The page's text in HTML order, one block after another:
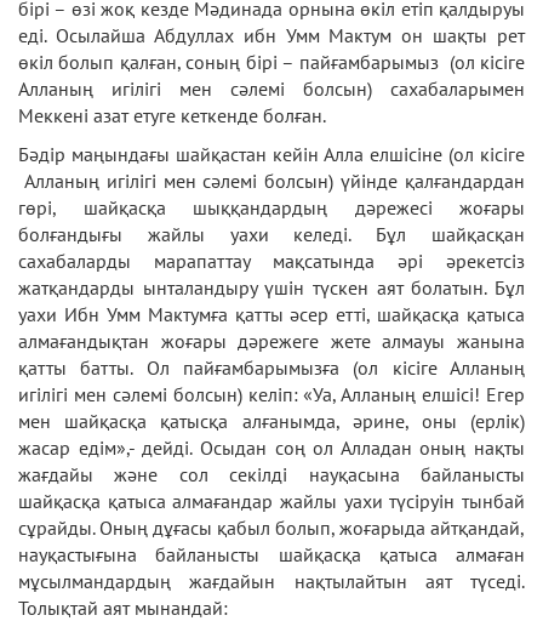
бірі – өзі жоқ кезде Мәдинада орнына өкіл етіп қалдыруы
еді. Осылайша Абдуллах ибн Умм Мактум он шақты рет
өкіл болып қалған, соның бірі – пайғамбарымыз (ол кісіге
Алланың игілігі мен сәлемі болсын) сахабаларымен
Меккені азат етуге кеткенде болған.
Бәдір маңындағы шайқастан кейін Алла елшісіне (ол кісіге
Алланың игілігі мен сәлемі болсын) үйінде қалғандардан
гөрі, шайқасқа шыққандардың дәрежесі жоғары
болғандығы жайлы уахи келеді. Бұл шайқасқан
сахабаларды марапаттау мақсатында әрі әрекетсіз
жатқандарды ынталандыру үшін түскен аят болатын. Бұл
уахи Ибн Умм Мактумға қатты әсер етті, шайқасқа қатыса
алмағандықтан жоғары дәрежеге жете алмауы жанына
қатты батты. Ол пайғамбарымызға (ол кісіге Алланың
игілігі мен сәлемі болсын) келіп: «Уа, Алланың елшісі! Егер
мен шайқасқа қатысқа алғанымда, әрине, оны (ерлік)
жасар едім»,- дейді. Осыдан соң ол Алладан оның нақты
жағдайы және сол секілді науқасына байланысты
шайқасқа қатыса алмағандар жайлы уахи түсіруін тынбай
сұрайды. Оның дұғасы қабыл болып, жоғарыда айтқандай,
науқастығына байланысты шайқасқа қатыса алмаған
мұсылмандардың жағдайын нақтылайтын аят түседі.
Толықтай аят мынандай: